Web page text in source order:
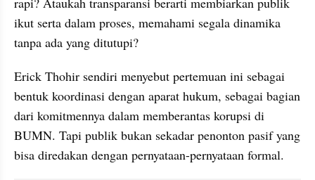
ikut serta dalam proses, memahami segala dinamika
tanpa ada yang ditutupi?
Erick Thohir sendiri menyebut pertemuan ini sebagai
bentuk koordinasi dengan aparat hukum, sebagai bagian
dari komitmennya dalam memberantas korupsi di
BUMN. Tapi publik bukan sekadar penonton pasif yang
bisa diredakan dengan pernyataan-pernyataan formal.